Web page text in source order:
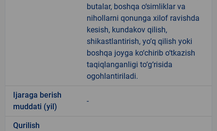
butalar, boshqa o‘simliklar va
nihollarni qonunga xilof ravishda
kesish, kundakov qilish,
shikastlantirish, yo‘q qilish yoki
boshqa joyga ko‘chirib o‘tkazish
taqiqlanganligi to‘g‘risida
ogohlantiriladi.
Ijaraga berish
muddati (yil)
-
Qurilish